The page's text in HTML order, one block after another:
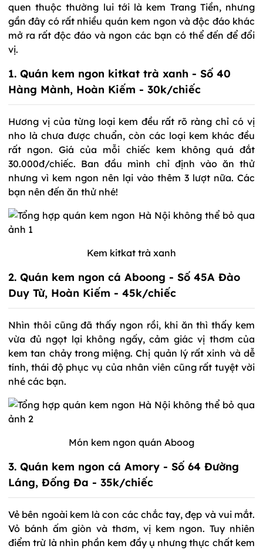
quen thuộc thường lui tới là kem Trang Tiền, nhưng
gần đây có rất nhiều quán kem ngon và độc đáo khác
mở ra rất độc đáo và ngon các bạn có thể đến để đổi
vị.
1. Quán kem ngon kitkat trà xanh - Số 40
Hàng Mành, Hoàn Kiếm - 30k/chiếc
Hương vị của từng loại kem đều rất rõ ràng chỉ có vị
nho là chưa được chuẩn, còn các loại kem khác đều
rất ngon. Giá của mỗi chiếc kem không quá đắt
30.000đ/chiếc. Ban đầu mình chỉ định vào ăn thử
nhưng vì kem ngon nên lại vào thêm 3 lượt nữa. Các
bạn nên đến ăn thử nhé!
Kem kitkat trà xanh
2. Quán kem ngon cá Aboong - Số 45A Đào
Duy Từ, Hoàn Kiếm - 45k/chiếc
Nhìn thôi cũng đã thấy ngon rồi, khi ăn thì thấy kem
vừa đủ ngọt lại không ngấy, cảm giác vị thơm của
kem tan chảy trong miệng. Chị quản lý rất xinh và dễ
tính, thái độ phục vụ của nhân viên cũng rất tuyệt vời
nhé các bạn.
Món kem ngon quán Aboog
3. Quán kem ngon cá Amory - Số 64 Đường
Láng, Đống Đa - 35k/chiếc
Vẻ bên ngoài kem là con các chắc tay, đẹp và vui mắt.
Vỏ bánh ấm giòn và thơm, vị kem ngon. Tuy nhiên
điểm trừ là nhìn phần kem đầy ụ nhưng thực chất kem